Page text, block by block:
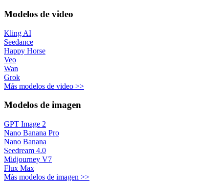
Modelos de video
Kling AI
Seedance
Happy Horse
Veo
Wan
Grok
Más modelos de video >>
Modelos de imagen
GPT Image 2
Nano Banana Pro
Nano Banana
Seedream 4.0
Midjourney V7
Flux Max
Más modelos de imagen >>